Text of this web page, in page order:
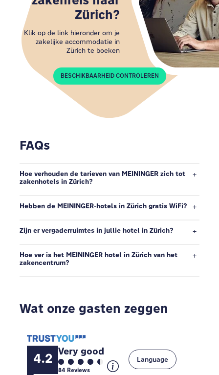
Zürich?
Klik op de link hieronder om je
zakelijke accommodatie in
Zürich te boeken
BESCHIKBAARHEID CONTROLEREN
FAQs
Hoe verhouden de tarieven van MEININGER zich tot
zakenhotels in Zürich?
Hebben de MEININGER-hotels in Zürich gratis WiFi?
Zijn er vergaderruimtes in jullie hotel in Zürich?
Hoe ver is het MEININGER hotel in Zürich van het
zakencentrum?
Wat onze gasten zeggen
4.2 Very good
84 Reviews
Language